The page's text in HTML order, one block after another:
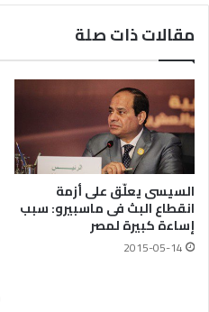
مقالات ذات صلة
السيسى يعلّق على أزمة
انقطاع البث فى ماسبيرو: سبب
إساءة كبيرة لمصر
2015-05-14